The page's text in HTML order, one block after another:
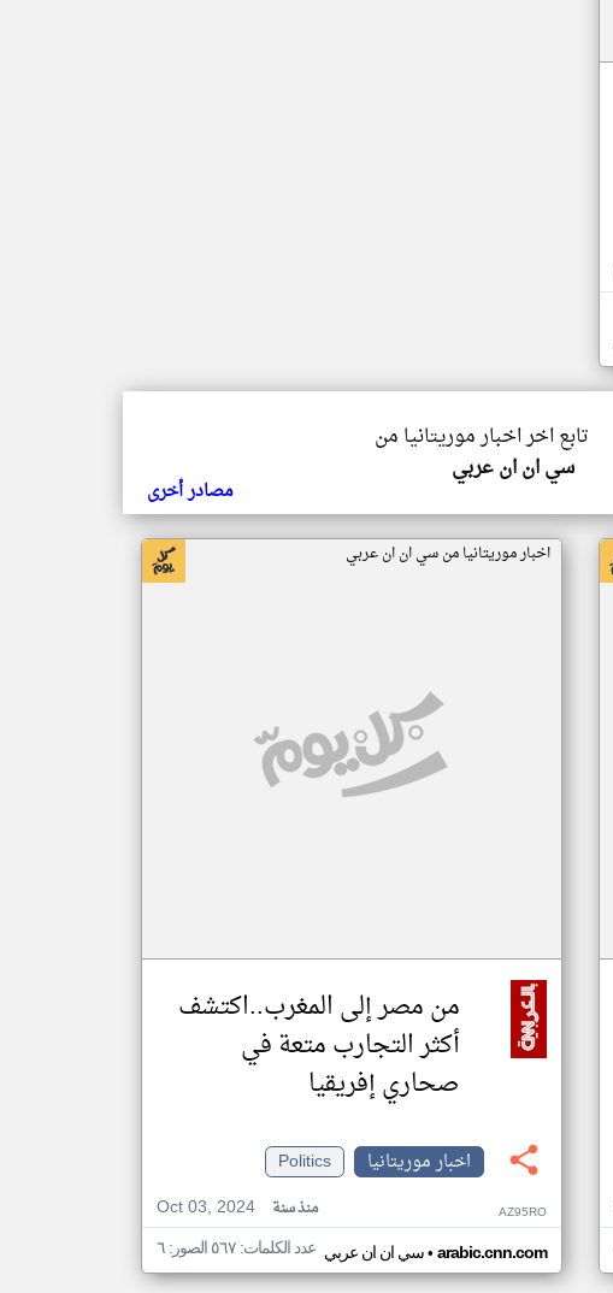
تابع اخر اخبار موريتانيا من
سي ان ان عربي
مصادر أخرى
اخبار موريتانيا من سي ان ان عربي
من مصر إلى المغرب..اكتشف
أكثر التجارب متعة في
صحاري إفريقيا
اخبار موريتانيا
Politics
Oct 03, 2024
منذ سنة AZ95RO
سي ان ان عربي• arabic.cnn.com عدد الكلمات: ٥٦٧ الصور: ٦